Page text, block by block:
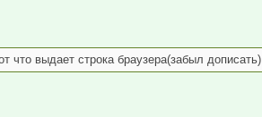
что выдает строка браузера(забыл дописать)